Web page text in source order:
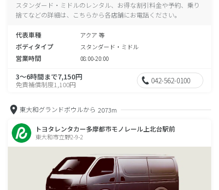
スタンダード・ミドルのレンタル、お得な割引料金や予約、乗り
捨てなどの詳細は、こちらから各店舗にお電話ください。
代表車種 アクア 等
ボディタイプ スタンダード・ミドル
営業時間 08:00-20:00
3～6時間まで7,150円
免責補償制度1,100円 042-562-0100
東大和グランドボウルから 2073m
トヨタレンタカー多摩都市モノレール上北台駅前
東大和市立野2-9-2